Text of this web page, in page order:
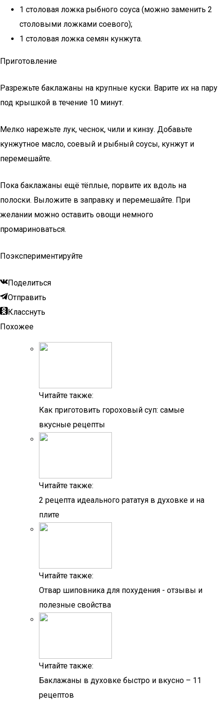
1 столовая ложка рыбного соуса (можно заменить 2
столовыми ложками соевого);
1 столовая ложка семян кунжута.
Приготовление
Разрежьте баклажаны на крупные куски. Варите их на пару
под крышкой в течение 10 минут.
Мелко нарежьте лук, чеснок, чили и кинзу. Добавьте
кунжутное масло, соевый и рыбный соусы, кунжут и
перемешайте.
Пока баклажаны ещё тёплые, порвите их вдоль на
полоски. Выложите в заправку и перемешайте. При
желании можно оставить овощи немного
промариноваться.
Поэкспериментируйте
Поделиться
Отправить
Класснуть
Похожее
Читайте также:
Как приготовить гороховый суп: самые
вкусные рецепты
Читайте также:
2 рецепта идеального рататуя в духовке и на
плите
Читайте также:
Отвар шиповника для похудения - отзывы и
полезные свойства
Читайте также:
Баклажаны в духовке быстро и вкусно – 11
рецептов